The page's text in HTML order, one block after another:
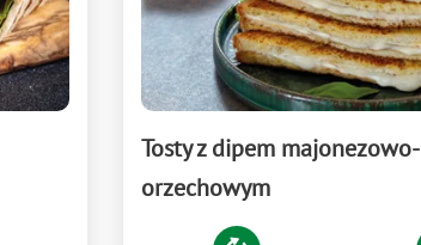
Tosty z dipem majonezowo-
orzechowym